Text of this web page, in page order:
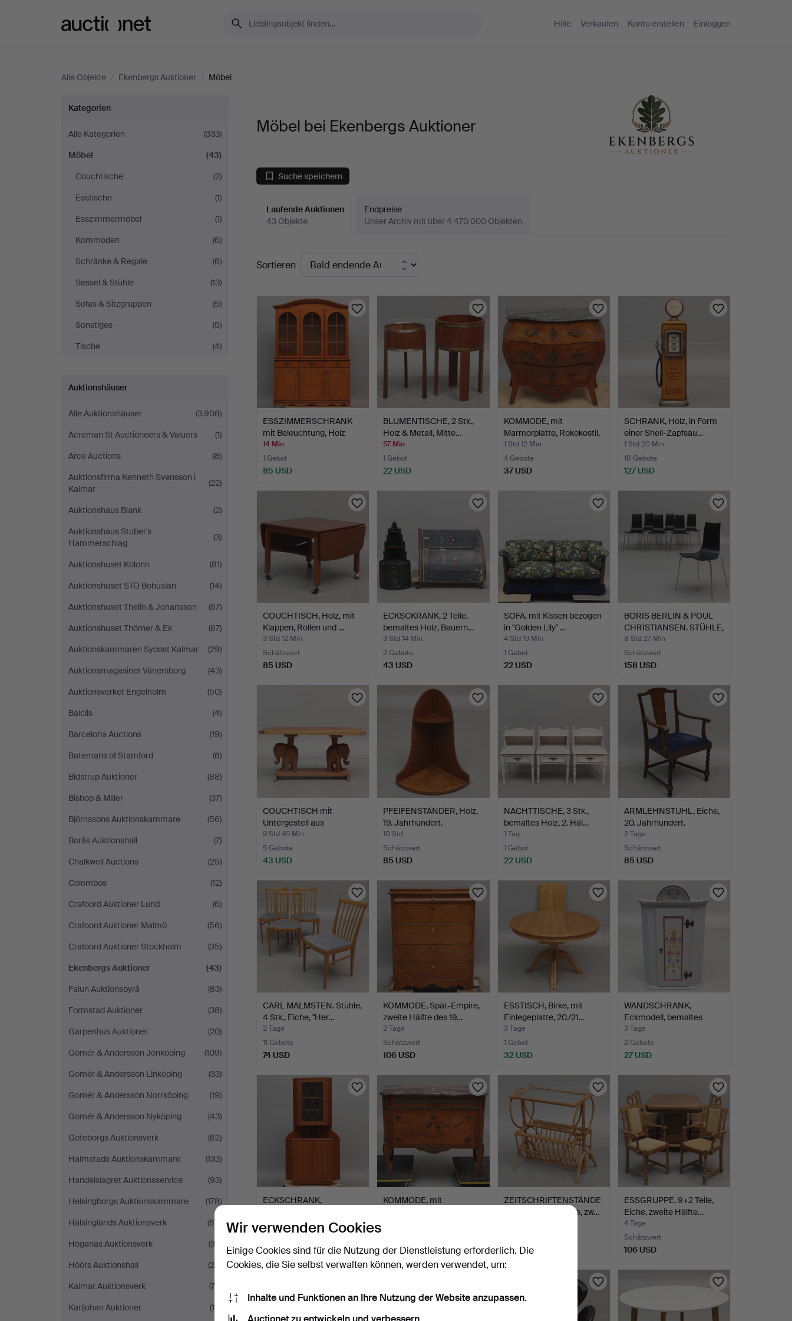
Hilfe Verkaufen Konto erstellen Einloggen
Alle Objekte / Ekenbergs Auktioner / Möbel
Möbel
bei
Ekenbergs
Auktioner
Kategorien
Alle Kategorien
(333)
Möbel
(43)
Couchtische
(2)
Esstische
(1)
Esszimmermöbel
(1)
Kommoden
(6)
Schränke & Regale
(6)
Sessel & Stühle
(13)
Sofas & Sitzgruppen
(5)
Sonstiges
(5)
Tische
(4)
Auktionshäuser
Alle Auktionshäuser
(3.908)
Acreman St Auctioneers & Valuers
(1)
Arce Auctions
(8)
Auktionsfirma Kenneth Svensson i
Kalmar
(22)
Auktionshaus Blank
(2)
Auktionshaus Stuber's
Hammerschlag
(3)
Auktionshuset Kolonn
(81)
Auktionshuset STO Bohuslän
(14)
Auktionshuset Thelin & Johansson
(67)
Auktionshuset Thörner & Ek
(67)
Auktionskammaren Sydost Kalmar
(29)
Auktionsmagasinet Vänersborg
(43)
Auktionsverket Engelholm
(50)
Balclis
(4)
Barcelona Auctions
(19)
Batemans of Stamford
(6)
Bidstrup Auktioner
(88)
Bishop & Miller
(37)
Björnssons Auktionskammare
(56)
Borås Auktionshall
(7)
Chalkwell Auctions
(25)
Colombos
(12)
Crafoord Auktioner Lund
(6)
Crafoord Auktioner Malmö
(56)
Crafoord Auktioner Stockholm
(35)
Ekenbergs Auktioner
(43)
Falun Auktionsbyrå
(83)
Formstad Auktioner
(38)
Garpenhus Auktioner
(20)
Gomér & Andersson Jönköping
(109)
Gomér & Andersson Linköping
(33)
Gomér & Andersson Norrköping
(19)
Gomér & Andersson Nyköping
(43)
Göteborgs Auktionsverk
(62)
Halmstads Auktionskammare
(133)
Handelslagret Auktionsservice
(93)
Helsingborgs Auktionskammare
(178)
Hälsinglands Auktionsverk
(65)
Höganäs Auktionsverk
(33)
Höörs Auktionshall
(28)
Kalmar Auktionsverk
(72)
Karljohan Auktioner
(19)
Möbel bei Ekenbergs Auktioner
Suche speichern
Laufende Auktionen
43 Objekte
Endpreise
Unser Archiv mit über 4 470 000 Objekten
Laufende
Auktionen
Sortieren
ESSZIMMERSCHRANK
mit Beleuchtung, Holz
und…
14 Min
1 Gebot
85 USD
BLUMENTISCHE, 2 Stk.,
Holz & Metall, Mitte…
57 Min
1 Gebot
22 USD
KOMMODE, mit
Marmorplatte, Rokokostil,
Hal…
1 Std 12 Min
4 Gebote
37 USD
SCHRANK, Holz, in Form
einer Shell-Zapfsäu…
1 Std 20 Min
18 Gebote
127 USD
COUCHTISCH, Holz, mit
Klappen, Rollen und …
3 Std 12 Min
Schätzwert
85 USD
ECKSCKRANK, 2 Teile,
bemaltes Holz, Bauern…
3 Std 14 Min
2 Gebote
43 USD
SOFA, mit Kissen bezogen
in "Golden Lily" …
4 Std 19 Min
1 Gebot
22 USD
BORIS BERLIN & POUL
CHRISTIANSEN. STÜHLE,
…
8 Std 27 Min
Schätzwert
158 USD
COUCHTISCH mit
Untergestell aus
Elefanten,…
9 Std 45 Min
5 Gebote
43 USD
PFEIFENSTÄNDER, Holz,
19. Jahrhundert.
10 Std
Schätzwert
85 USD
NACHTTISCHE, 3 Stk.,
bemaltes Holz, 2. Häl…
1 Tag
1 Gebot
22 USD
ARMLEHNSTUHL, Eiche,
20. Jahrhundert.
2 Tage
Schätzwert
85 USD
CARL MALMSTEN. Stühle,
4 Stk., Eiche, "Her…
2 Tage
11 Gebote
74 USD
KOMMODE, Spät-Empire,
zweite Hälfte des 19…
2 Tage
Schätzwert
106 USD
ESSTISCH, Birke, mit
Einlegeplatte, 20./21…
3 Tage
1 Gebot
32 USD
WANDSCHRANK,
Eckmodell, bemaltes
Kiefernho…
3 Tage
2 Gebote
27 USD
ECKSCHRANK,
zweite…
3 Tage
85 USD
KOMMODE, mit
43 USD
ZEITSCHRIFTENSTÄNDE
R, Rohr/Rattan/Glas, zw…
85 USD
ESSGRUPPE, 9+2 Teile,
Eiche, zweite Hälfte…
4 Tage
Schätzwert
106 USD
Wir verwenden Cookies
Einige Cookies sind für die Nutzung der Dienstleistung erforderlich. Die
Cookies, die Sie selbst verwalten können, werden verwendet, um:
Inhalte und Funktionen an Ihre Nutzung der Website anzupassen.